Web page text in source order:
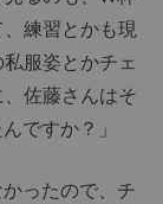
練習とかも現
服姿とかチェ
佐藤さんはそ
ですか？」
ったので、チ